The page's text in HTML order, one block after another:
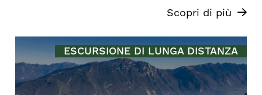
Scopri di più
ESCURSIONE DI LUNGA DISTANZA